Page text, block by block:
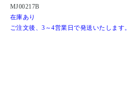
MJ00217B
在庫あり
ご注文後、3～4営業日で発送いたします。